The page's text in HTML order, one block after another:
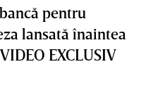
pentru
lansată înaintea
EXCLUSIV